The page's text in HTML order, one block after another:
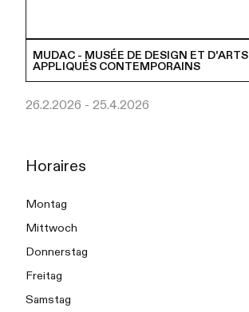
MUDAC - MUSÉE DE DESIGN ET D'ARTS
APPLIQUÉS CONTEMPORAINS
26.2.2026 - 25.4.2026
Horaires
Montag
Mittwoch
Donnerstag
Freitag
Samstag